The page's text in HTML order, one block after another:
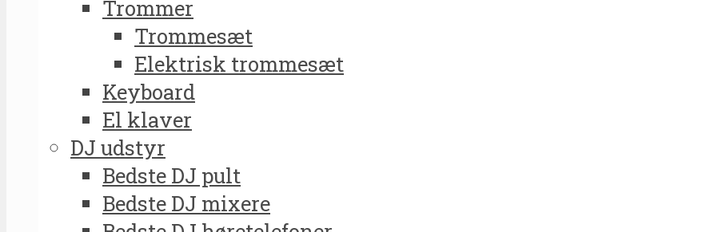
Trommer
Trommesæt
Elektrisk trommesæt
Keyboard
El klaver
DJ udstyr
Bedste DJ pult
Bedste DJ mixere